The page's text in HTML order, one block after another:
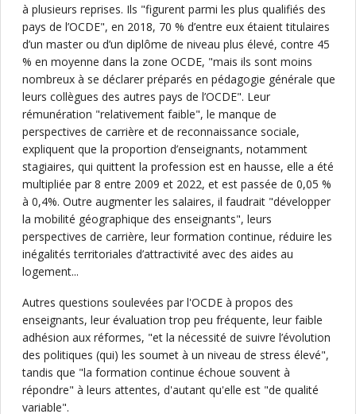
à plusieurs reprises. Ils "figurent parmi les plus qualifiés des
pays de l’OCDE", en 2018, 70 % d’entre eux étaient titulaires
d’un master ou d’un diplôme de niveau plus élevé, contre 45
% en moyenne dans la zone OCDE, "mais ils sont moins
nombreux à se déclarer préparés en pédagogie générale que
leurs collègues des autres pays de l’OCDE". Leur
rémunération "relativement faible", le manque de
perspectives de carrière et de reconnaissance sociale,
expliquent que la proportion d’enseignants, notamment
stagiaires, qui quittent la profession est en hausse, elle a été
multipliée par 8 entre 2009 et 2022, et est passée de 0,05 %
à 0,4%. Outre augmenter les salaires, il faudrait "développer
la mobilité géographique des enseignants", leurs
perspectives de carrière, leur formation continue, réduire les
inégalités territoriales d’attractivité avec des aides au
logement...
Autres questions soulevées par l'OCDE à propos des
enseignants, leur évaluation trop peu fréquente, leur faible
adhésion aux réformes, "et la nécessité de suivre l’évolution
des politiques (qui) les soumet à un niveau de stress élevé",
tandis que "la formation continue échoue souvent à
répondre" à leurs attentes, d'autant qu'elle est "de qualité
variable".